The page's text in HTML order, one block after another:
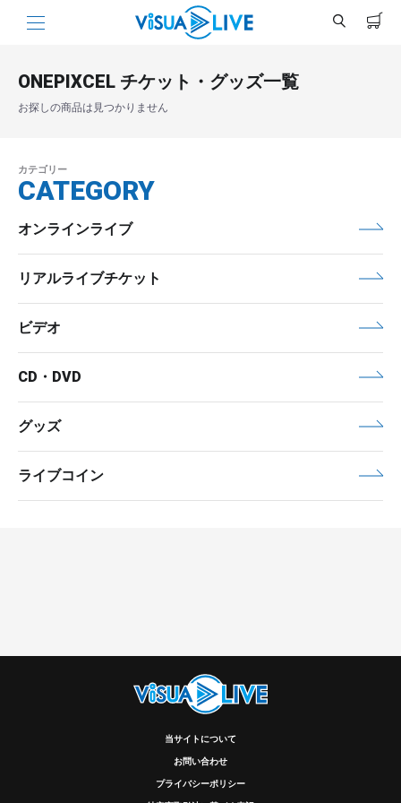
ONEPIXCEL チケット・グッズ一覧
お探しの商品は見つかりません
カテゴリー
CATEGORY
オンラインライブ
リアルライブチケット
ビデオ
CD・DVD
グッズ
ライブコイン
当サイトについて
お問い合わせ
プライバシーポリシー